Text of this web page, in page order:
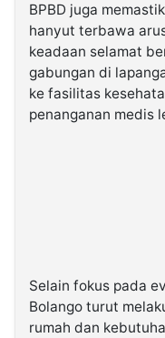
BPBD juga
hanyut terbawa
keadaan selamat
gabungan di
ke fasilitas
penanganan medis
Selain fokus pada
Bolango turut
rumah dan